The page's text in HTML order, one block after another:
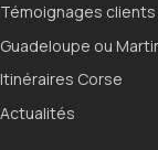
Témoignages clients
Guadeloupe ou
Itinéraires Corse
Actualités